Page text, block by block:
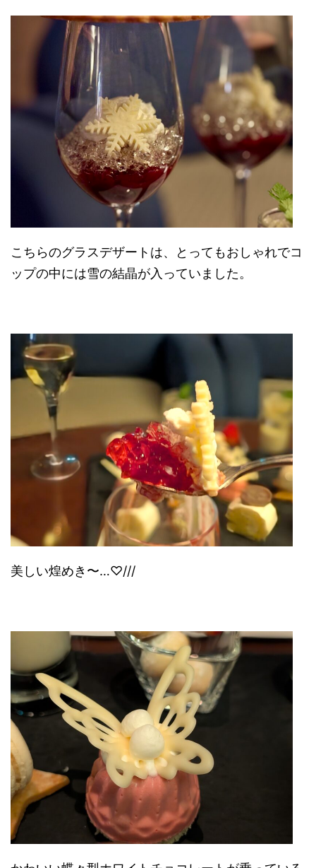
こちらのグラスデザートは、とってもおしゃれでコ
ップの中には雪の結晶が入っていました。
美しい煌めき〜…♡///